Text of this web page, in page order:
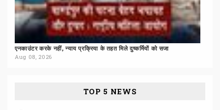
एनकाउंटर करके नहीं, न्याय प्रक्रिया के तहत मिले दुष्कर्मियों को सजा
Aug 08, 2026
TOP 5 NEWS